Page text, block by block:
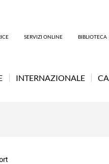
SERVIZI ONLINE BIBLIOTECA
INTERNAZIONALE